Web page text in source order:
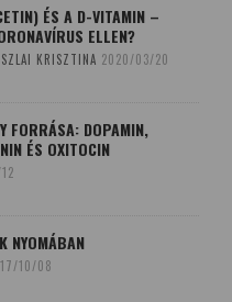
ÉS A D-VITAMIN –
ELLEN?
KRISZTINA 2020/03/20
FORRÁSA: DOPAMIN,
ÉS OXITOCIN
NYOMÁBAN
10/08